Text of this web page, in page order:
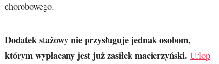
chorobowego.
Dodatek stażowy nie przysługuje jednak osobom,
którym wypłacany jest już zasiłek macierzyński. Urlop